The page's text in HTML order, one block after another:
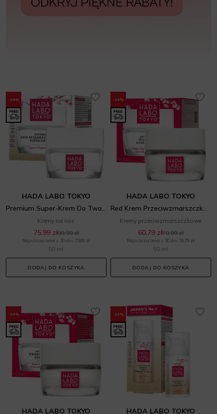
-24%
HADA LABO TOKYO
Premium Super-Krem Do Twarzy Na Noc
Kremy na noc
75,99 zł99,99 zł
Najniższa cena z 30 dni: 73,99 zł
50 ml
DODAJ DO KOSZYKA
-24%
HADA LABO TOKYO
Red Krem Przeciwzmarszczkowy V-Lifting Owalu Twarzy
Kremy przeciwzmarszczkowe
60,79 zł79,99 zł
Najniższa cena z 30 dni: 56,79 zł
50 ml
DODAJ DO KOSZYKA
-24%
HADA LABO TOKYO
-24%
HADA LABO TOKYO